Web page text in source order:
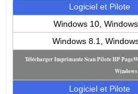
Logiciel et Pilote
Windows 10,
Windows 8.1,
Télécharger Imprimante Scan Pilote HP
Logiciel et Pilote